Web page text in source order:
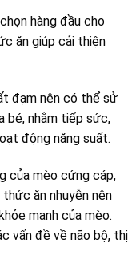
hàng đầu cho
ăn giúp cải thiện
đạm nên có thể sử
bé, nhằm tiếp sức,
động năng suất.
của mèo cứng cáp,
ăn nhuyễn nên
mạnh của mèo.
vấn đề về não bộ, thị